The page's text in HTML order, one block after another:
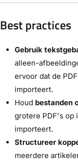
Best practices
Gebruik
alleen-
ervoor dat de
importeert.
Houd bestanden
grotere PDF's op
importeert.
Structureer
meerdere